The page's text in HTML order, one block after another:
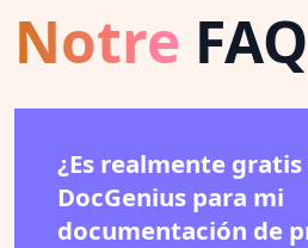
Notre FAQ
¿Es realmente
DocGenius para mi
documentación de